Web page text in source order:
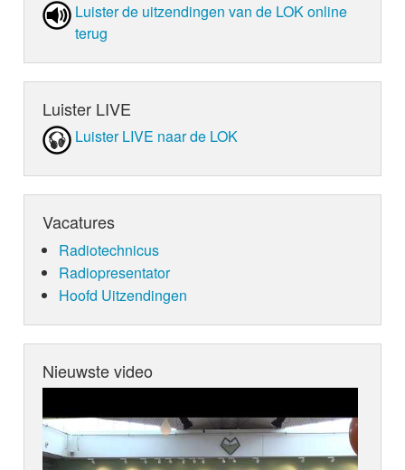
Luister de uit­zen­din­gen van de LOK online
terug
Luister LIVE
Luister LIVE naar de LOK
Vacatures
Radiotechnicus
Radiopresentator
Hoofd Uitzendingen
Nieuwste video